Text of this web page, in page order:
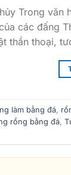
Trong
các đấng
thần thoại,
làm bằng đá,
rồng bằng đá,